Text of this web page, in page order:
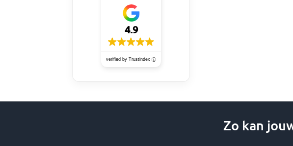
4.9
verified by Trustindex
Zo kan